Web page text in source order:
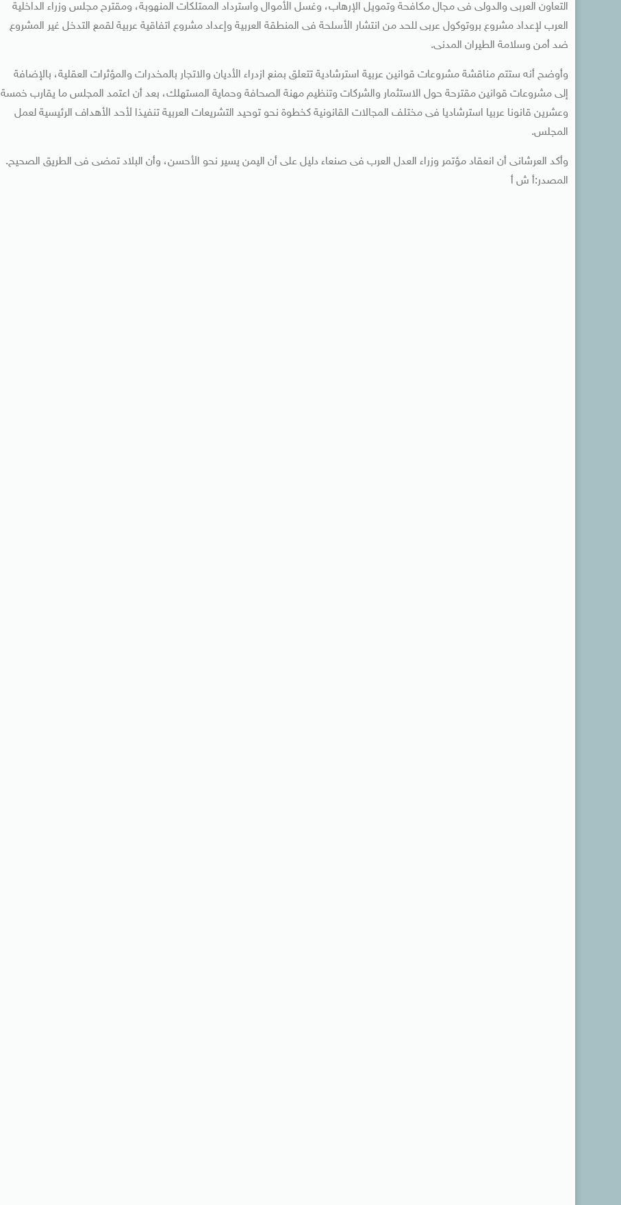
التعاون العربى والدولى فى مجال مكافحة وتمويل الإرهاب، وغسل الأموال واسترداد الممتلكات المنهوبة، ومقترح مجلس وزراء الداخلية
العرب لإعداد مشروع بروتوكول عربى للحد من انتشار الأسلحة فى المنطقة العربية وإعداد مشروع اتفاقية عربية لقمع التدخل غير المشروع
ضد أمن وسلامة الطيران المدنى.
وأوضح أنه ستتم مناقشة مشروعات قوانين عربية استرشادية تتعلق بمنع ازدراء الأديان والاتجار بالمخدرات والمؤثرات العقلية، بالإضافة
إلى مشروعات قوانين مقترحة حول الاستثمار والشركات وتنظيم مهنة الصحافة وحماية المستهلك، بعد أن اعتمد المجلس ما يقارب خمسة
وعشرين قانونا عربيا استرشاديا فى مختلف المجالات القانونية كخطوة نحو توحيد التشريعات العربية تنفيذا لأحد الأهداف الرئيسية لعمل
المجلس.
وأكد العرشانى أن انعقاد مؤتمر وزراء العدل العرب فى صنعاء دليل على أن اليمن يسير نحو الأحسن، وأن البلاد تمضى فى الطريق الصحيح.
المصدر:أ ش أ